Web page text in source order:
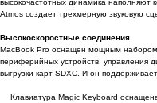
высокочастотных динамика наполняют
Atmos создает трехмерную звуковую
Высокоскоростные соединения
MacBook Pro оснащен мощным набором
периферийных устройств, управления
выгрузки карт SDXC. И он
Клавиатура Magic Keyboard